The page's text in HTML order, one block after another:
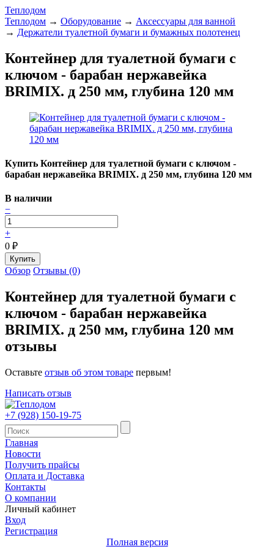
Теплодом
Теплодом → Оборудование → Аксессуары для ванной
→ Держатели туалетной бумаги и бумажных полотенец
Контейнер для туалетной бумаги с
ключом - барабан нержавейка
BRIMIX. д 250 мм, глубина 120 мм
Купить Контейнер для туалетной бумаги с ключом -
барабан нержавейка BRIMIX. д 250 мм, глубина 120 мм
В наличии
−
+
0 ₽
Обзор Отзывы (0)
Контейнер для туалетной бумаги с
ключом - барабан нержавейка
BRIMIX. д 250 мм, глубина 120 мм
отзывы
Оставьте отзыв об этом товаре первым!
Написать отзыв
+7 (928) 150-19-75
Главная
Новости
Получить прайсы
Оплата и Доставка
Контакты
О компании
Личный кабинет
Вход
Регистрация
Полная версия